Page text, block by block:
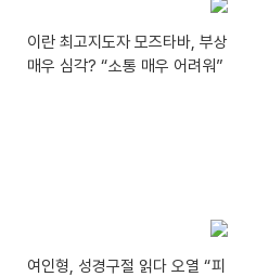
이란 최고지도자 모즈타바, 부상
매우 심각? “소통 매우 어려워”
여인형, 성경구절 읽다 오열 “피